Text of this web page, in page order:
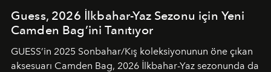
Guess, 2026 İlkbahar-Yaz Sezonu için Yeni
Camden Bag’ini Tanıtıyor
GUESS’in 2025 Sonbahar/Kış koleksiyonunun öne çıkan
aksesuarı Camden Bag, 2026 İlkbahar-Yaz sezonunda da